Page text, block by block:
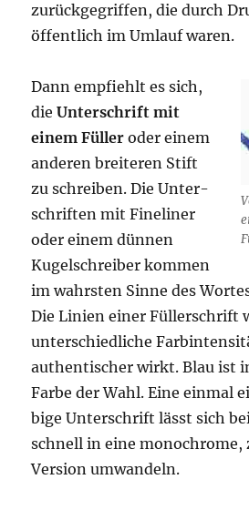
zurück­ge­grif­fen, die durch
öffent­lich im Umlauf waren.
Dann emp­fiehlt es sich,
dieUnter­schrift mit
einem Fül­ler oder einem
ande­ren brei­te­ren Stift
zu schrei­ben. Die Unter­
schrif­ten mit Fine­li­ner
oder einem dün­nen
Kugel­schrei­ber kom­men
im wahrs­ten Sin­ne des
Die Lini­en einer Fül­lerschrift
unter­schied­li­che
authen­ti­scher wirkt. Blau ist
Far­be der Wahl. Eine ein­mal
bi­ge Unter­schrift lässt sich
schnell in eine mono­chro­me,
Ver­si­on umwandeln.